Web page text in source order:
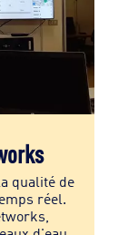
qualité de
réel.